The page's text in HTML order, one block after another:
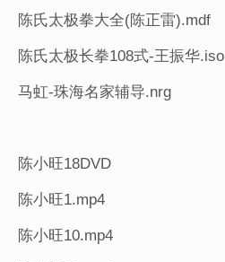
陈氏太极拳大全(陈正雷).mdf
陈氏太极长拳108式-王振华.iso
马虹-珠海名家辅导.nrg
陈小旺18DVD
陈小旺1.mp4
陈小旺10.mp4